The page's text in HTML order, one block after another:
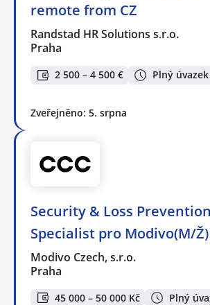
remote from CZ
Randstad HR Solutions s.r.o.
Praha
2 500 – 4 500 € Plný úvazek
Zveřejněno: 5. srpna
Security & Loss Prevention
Specialist pro Modivo(M/Ž)
Modivo Czech, s.r.o.
Praha
45 000 – 50 000 Kč
Plný